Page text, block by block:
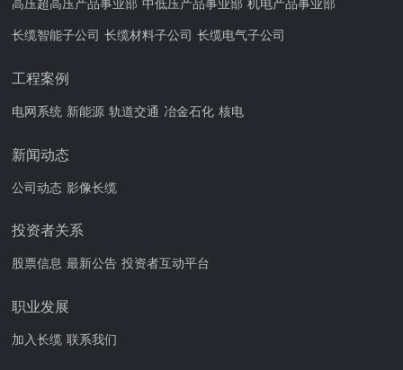
高压超高压产品事业部 中低压产品事业部 机电产品事业部
长缆智能子公司 长缆材料子公司 长缆电气子公司
工程案例
电网系统 新能源 轨道交通 冶金石化 核电
新闻动态
公司动态 影像长缆
投资者关系
股票信息 最新公告 投资者互动平台
职业发展
加入长缆 联系我们